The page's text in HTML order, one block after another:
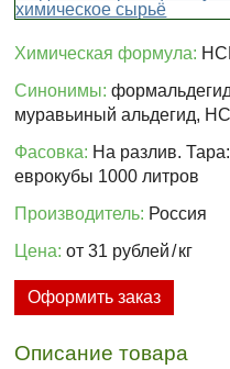
Химическая формула:
Синонимы:
муравьиный альдегид,
Фасовка: На разлив.
еврокубы 1000 литров
Производитель: Россия
Цена: от 31 рублей /кг
Оформить заказ
Описание товара